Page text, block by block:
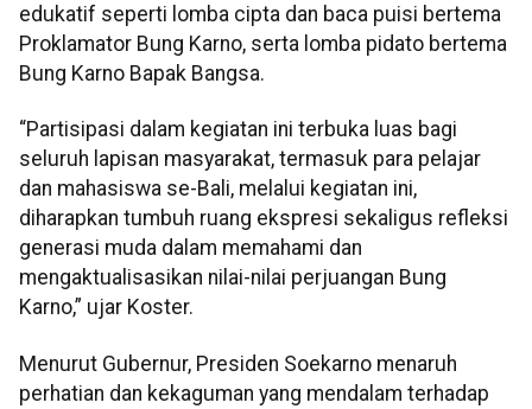
edukatif seperti lomba cipta dan baca puisi bertema
Proklamator Bung Karno, serta lomba pidato bertema
Bung Karno Bapak Bangsa.
“Partisipasi dalam kegiatan ini terbuka luas bagi
seluruh lapisan masyarakat, termasuk para pelajar
dan mahasiswa se-Bali, melalui kegiatan ini,
diharapkan tumbuh ruang ekspresi sekaligus refleksi
generasi muda dalam memahami dan
mengaktualisasikan nilai-nilai perjuangan Bung
Karno,” ujar Koster.
Menurut Gubernur, Presiden Soekarno menaruh
perhatian dan kekaguman yang mendalam terhadap